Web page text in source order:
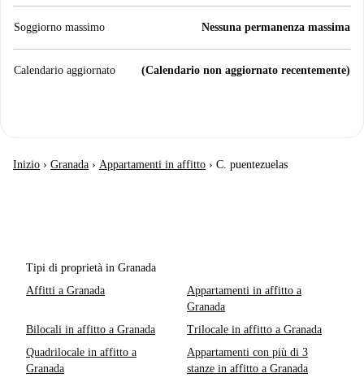
Soggiorno massimo Nessuna permanenza massima
Calendario aggiornato (Calendario non aggiornato recentemente)
Inizio › Granada › Appartamenti in affitto › C. puentezuelas
Tipi di proprietà in Granada
Affitti a Granada
Appartamenti in affitto a
Granada
Bilocali in affitto a Granada
Trilocale in affitto a Granada
Quadrilocale in affitto a
Granada
Appartamenti con più di 3
stanze in affitto a Granada